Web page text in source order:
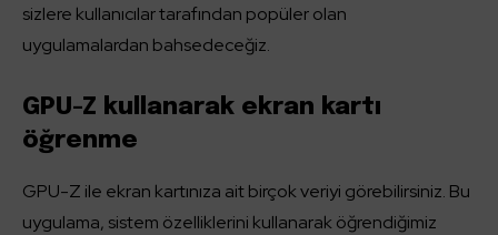
sizlere kullanıcılar tarafından popüler olan
uygulamalardan bahsedeceğiz.
GPU-Z kullanarak ekran kartı
öğrenme
GPU-Z ile ekran kartınıza ait birçok veriyi görebilirsiniz. Bu
uygulama, sistem özelliklerini kullanarak öğrendiğimiz